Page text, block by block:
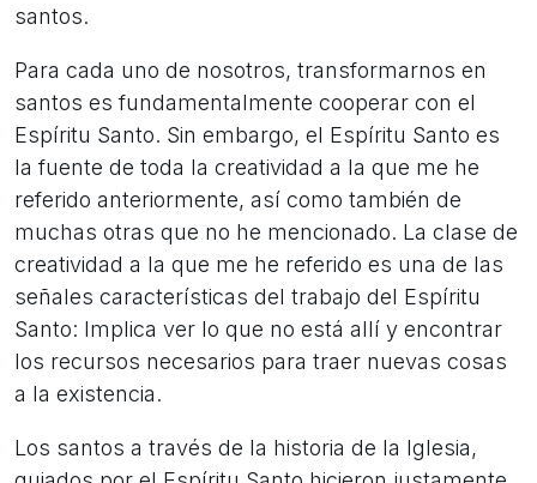
santos.
Para cada uno de nosotros, transformarnos en
santos es fundamentalmente cooperar con el
Espíritu Santo. Sin embargo, el Espíritu Santo es
la fuente de toda la creatividad a la que me he
referido anteriormente, así como también de
muchas otras que no he mencionado. La clase de
creatividad a la que me he referido es una de las
señales características del trabajo del Espíritu
Santo: Implica ver lo que no está allí y encontrar
los recursos necesarios para traer nuevas cosas
a la existencia.
Los santos a través de la historia de la Iglesia,